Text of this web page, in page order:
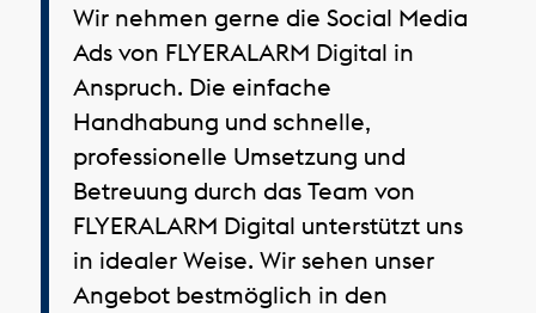
Wir nehmen gerne die Social Media
Ads von FLYERALARM Digital in
Anspruch. Die einfache
Handhabung und schnelle,
professionelle Umsetzung und
Betreuung durch das Team von
FLYERALARM Digital unterstützt uns
in idealer Weise. Wir sehen unser
Angebot bestmöglich in den